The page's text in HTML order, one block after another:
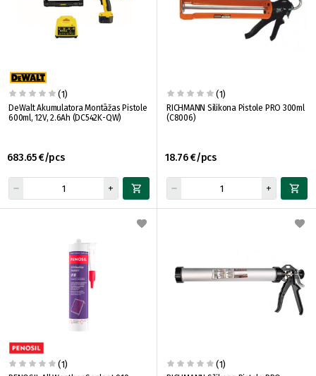
(1)
DeWalt Akumulatora Montāžas Pistole
600ml, 12V, 2.6Ah (DC542K-QW)
683.65 €/pcs
(1)
RICHMANN Silikona Pistole PRO 300ml
(C8006)
18.76 €/pcs
(1) (1)